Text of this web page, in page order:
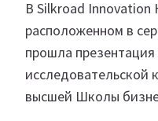
В Silkroad Innovation
расположенном в
прошла презентация
исследовательской
высшей Школы